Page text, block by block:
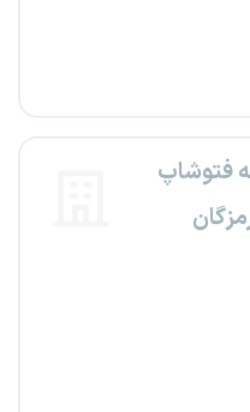
فتوشاپ